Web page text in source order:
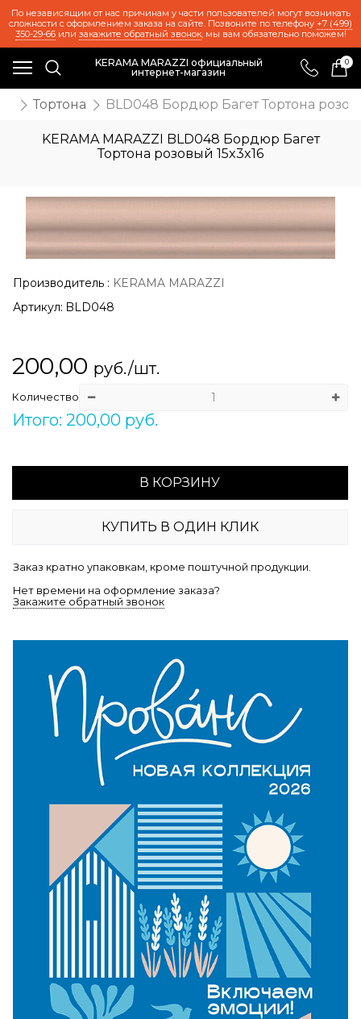
По независящим от нас причинам у части пользователей могут возникать
сложности с оформлением заказа на сайте. Позвоните по телефону +7 (499)
350-29-66или закажите обратный звонок, мы вам обязательно поможем!
KERAMA MARAZZI официальный
интернет-магазин
0
Тортона BLD048 Бордюр Багет Тортона
KERAMA MARAZZI BLD048 Бордюр Багет
Тортона розовый 15x3x16
Производитель : KERAMA MARAZZI
Артикул: BLD048
200,00 руб./шт.
Количество
Итого: 200,00 руб.
В КОРЗИНУ
КУПИТЬ В ОДИН КЛИК
Заказ кратно упаковкам, кроме поштучной продукции.
Нет времени на оформление заказа?
Закажите обратный звонок